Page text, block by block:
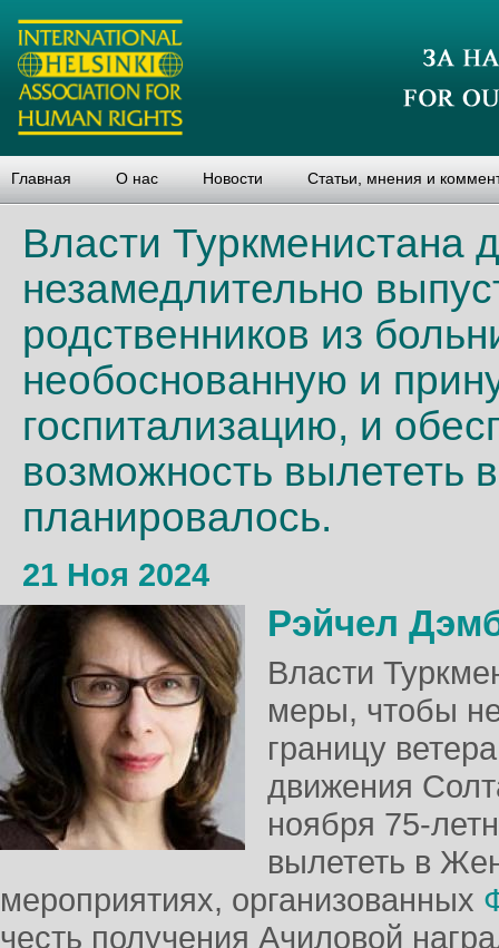
Главная О нас Новости Статьи, мнения и
Власти Туркменистана
незамедлительно
родственников из
необоснованную и
госпитализацию, и
возможность вылететь
планировалось.
21 Ноя 2024
Рэйчел
Власти
меры, чтобы
границу
движения
ноября 75-
вылететь в
мероприятиях, организованных
честь получения Ачиловой